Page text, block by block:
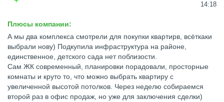
14:18
Плюсы компании:
А мы два комплекса смотрели для покупки квартирв, всёткаки
выбрали нову) Подкупила инфраструктура на районе,
единственное, детского сада нет поблизости.
Сам ЖК современный, планировки порадовали, просторные
комнаты и круто то, что можно выбрать квартиру с
увеличенной высотой потолков. Через неделю собираемся
второй раз в офис продаж, но уже для заключения сделки)